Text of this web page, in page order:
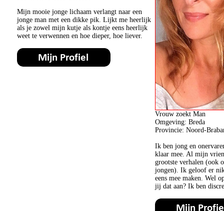
Mijn mooie jonge lichaam verlangt naar een
jonge man met een dikke pik. Lijkt me heerlijk
als je zowel mijn kutje als kontje eens heerlijk
weet te verwennen en hoe dieper, hoe liever.
Vrouw zoekt Man
Omgeving: Breda
Provincie: Noord-
Ik ben jong en
klaar mee. Al mijn
grootste verhalen (ook
jongen). Ik geloof er
eens mee maken. Wel
jij dat aan? Ik ben